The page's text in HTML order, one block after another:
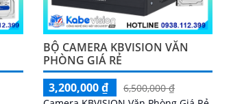
BỘ CAMERA KBVISION VĂN
PHÒNG GIÁ RẺ
3,200,000 ₫
6,500,000 ₫